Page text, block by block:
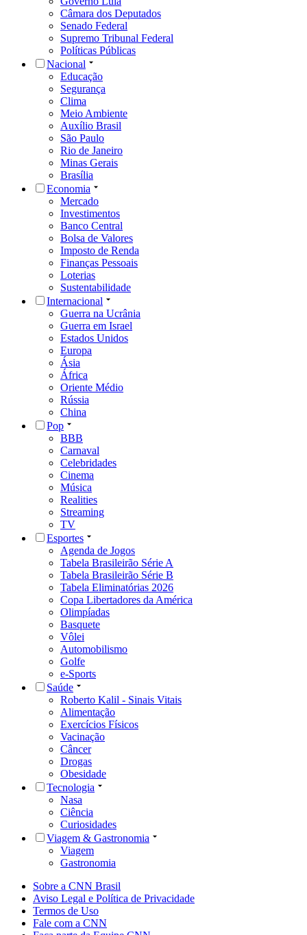
Câmara dos Deputados
Senado Federal
Supremo Tribunal Federal
Políticas Públicas
Nacional
Educação
Segurança
Clima
Meio Ambiente
Auxílio Brasil
São Paulo
Rio de Janeiro
Minas Gerais
Brasília
Economia
Mercado
Investimentos
Banco Central
Bolsa de Valores
Imposto de Renda
Finanças Pessoais
Loterias
Sustentabilidade
Internacional
Guerra na Ucrânia
Guerra em Israel
Estados Unidos
Europa
Ásia
África
Oriente Médio
Rússia
China
Pop
BBB
Carnaval
Celebridades
Cinema
Música
Realities
Streaming
TV
Esportes
Agenda de Jogos
Tabela Brasileirão Série A
Tabela Brasileirão Série B
Tabela Eliminatórias 2026
Copa Libertadores da América
Olimpíadas
Basquete
Vôlei
Automobilismo
Golfe
e-Sports
Saúde
Roberto Kalil - Sinais Vitais
Alimentação
Exercícios Físicos
Vacinação
Câncer
Drogas
Obesidade
Tecnologia
Nasa
Ciência
Curiosidades
Viagem & Gastronomia
Viagem
Gastronomia
Sobre a CNN Brasil
Aviso Legal e Política de Privacidade
Termos de Uso
Fale com a CNN